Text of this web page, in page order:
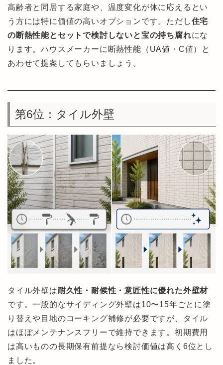
高齢者と同居する家庭や、温度変化が体に応えるとい
う方には特に価値の高いオプションです。ただし住宅
の断熱性能とセットで検討しないと宝の持ち腐れにな
ります。ハウスメーカーに断熱性能（UA値・C値）と
あわせて提案してもらいましょう。
第6位：タイル外壁
タイル外壁は耐久性・耐候性・意匠性に優れた外壁材
です。一般的なサイディング外壁は10〜15年ごとに塗
り替えや目地のコーキング補修が必要ですが、タイル
はほぼメンテナンスフリーで維持できます。初期費用
は高いものの長期保有前提なら検討価値は高く6位とし
ました。